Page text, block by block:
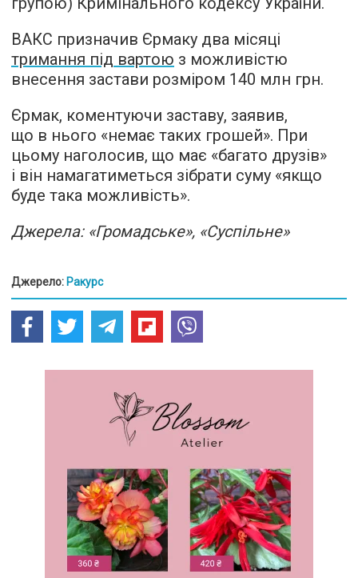
ВАКС призначив Єрмаку два місяці
тримання під вартою з можливістю
внесення застави розміром 140 млн грн.
Єрмак, коментуючи заставу, заявив,
що в нього «немає таких грошей». При
цьому наголосив, що має «багато друзів»
і він намагатиметься зібрати суму «якщо
буде така можливість».
Джерела: «Громадське», «Суспільне»
Джерело: Ракурс